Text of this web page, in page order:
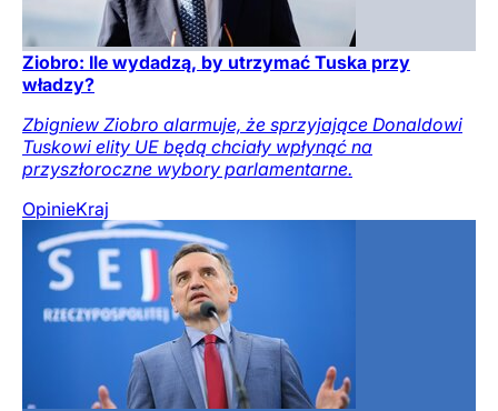
Ziobro: Ile wydadzą, by utrzymać Tuska przy
władzy?
Zbigniew Ziobro alarmuje, że sprzyjające Donaldowi
Tuskowi elity UE będą chciały wpłynąć na
przyszłoroczne wybory parlamentarne.
OpinieKraj